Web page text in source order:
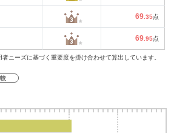
69 .35点
69 .95点
ニーズに基づく重要度を掛け合わせて算出しています。